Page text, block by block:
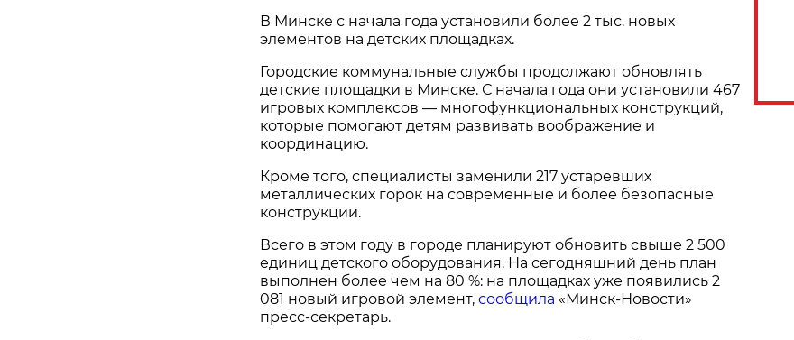
В Минске с начала года установили более 2 тыс. новых
элементов на детских площадках.
Городские коммунальные службы продолжают обновлять
детские площадки в Минске. С начала года они установили 467
игровых комплексов — многофункциональных конструкций,
которые помогают детям развивать воображение и
координацию.
Кроме того, специалисты заменили 217 устаревших
металлических горок на современные и более безопасные
конструкции.
Всего в этом году в городе планируют обновить свыше 2 500
единиц детского оборудования. На сегодняшний день план
выполнен более чем на 80 %: на площадках уже появились 2
081 новый игровой элемент, сообщила «Минск-Новости»
пресс-секретарь.